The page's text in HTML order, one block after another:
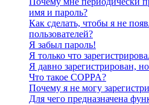
имя и пароль?
Как сделать, чтобы я не
пользователей?
Я забыл пароль!
Я только что
Я давно зарегистрирован,
Что такое COPPA?
Почему я не могу
Для чего предназначена